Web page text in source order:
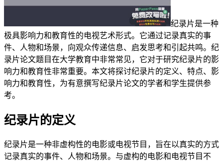
纪录片是一种
极具影响力和教育性的电视艺术形式。它通过记录真实的事
件、人物和场景，向观众传递信息、启发思考和引起共鸣。纪
录片论文题目在大学教育中非常常见，它对于研究纪录片的影
响力和教育性非常重要。本文将探讨纪录片的定义、特点、影
响力和教育性，为有意撰写纪录片论文的学者和学生提供参
考。
纪录片的定义
纪录片是一种非虚构性的电影或电视节目，旨在以真实的方式
记录真实的事件、人物和场景。与虚构的电影和电视节目不